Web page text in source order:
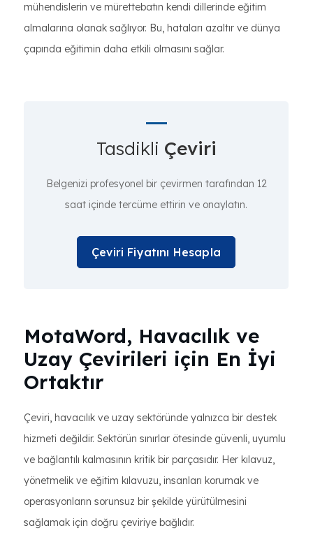
mühendislerin ve mürettebatın kendi dillerinde eğitim
almalarına olanak sağlıyor. Bu, hataları azaltır ve dünya
çapında eğitimin daha etkili olmasını sağlar.
Tasdikli Çeviri
Belgenizi profesyonel bir çevirmen tarafından 12
saat içinde tercüme ettirin ve onaylatın.
Çeviri Fiyatını Hesapla
MotaWord, Havacılık ve
Uzay Çevirileri için En İyi
Ortaktır
Çeviri, havacılık ve uzay sektöründe yalnızca bir destek
hizmeti değildir. Sektörün sınırlar ötesinde güvenli, uyumlu
ve bağlantılı kalmasının kritik bir parçasıdır. Her kılavuz,
yönetmelik ve eğitim kılavuzu, insanları korumak ve
operasyonların sorunsuz bir şekilde yürütülmesini
sağlamak için doğru çeviriye bağlıdır.